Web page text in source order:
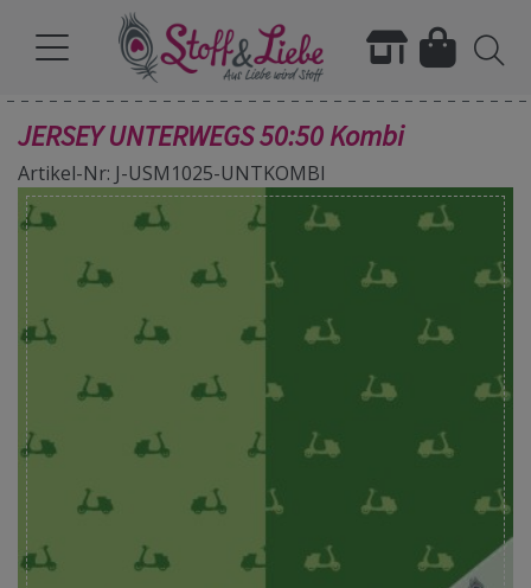
JERSEY UNTERWEGS 50:50 Kombi
Artikel-Nr: J-USM1025-UNTKOMBI